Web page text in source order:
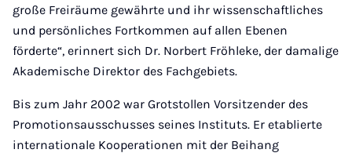
große Freiräume gewährte und ihr wissenschaftliches
und persönliches Fortkommen auf allen Ebenen
förderte“, erinnert sich Dr. Norbert Fröhleke, der damalige
Akademische Direktor des Fachgebiets.
Bis zum Jahr 2002 war Grotstollen Vorsitzender des
Promotionsausschusses seines Instituts. Er etablierte
internationale Kooperationen mit der Beihang